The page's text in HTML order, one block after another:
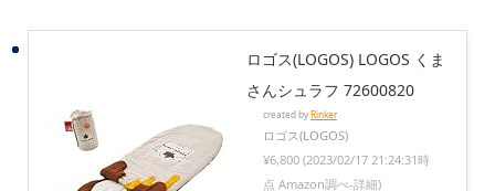
ロゴス(LOGOS) LOGOS くま
さんシュラフ 72600820
created byRinker
ロゴス(LOGOS)
¥6,800 (2023/02/17 21:24:31時
点 Amazon調べ-詳細)